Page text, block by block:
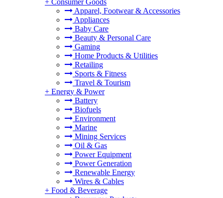
+ Consumer Goods
Apparel, Footwear & Accessories
Appliances
Baby Care
Beauty & Personal Care
Gaming
Home Products & Utilities
Retailing
Sports & Fitness
Travel & Tourism
+ Energy & Power
Battery
Biofuels
Environment
Marine
Mining Services
Oil & Gas
Power Equipment
Power Generation
Renewable Energy
Wires & Cables
+ Food & Beverage